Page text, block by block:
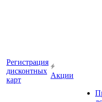
Регистрация
дисконтных
карт
Акции